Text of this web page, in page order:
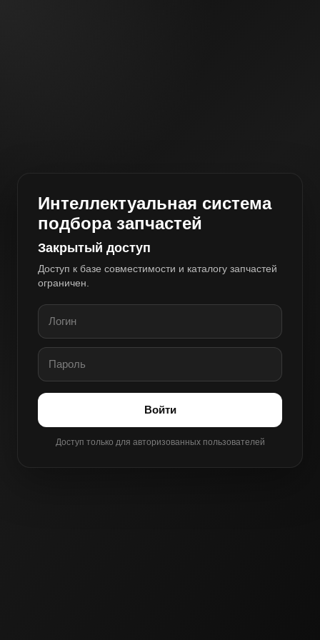
Интеллектуальная система
подбора запчастей
Закрытый доступ
Доступ к базе совместимости и каталогу запчастей
ограничен.
Войти
Доступ только для авторизованных пользователей